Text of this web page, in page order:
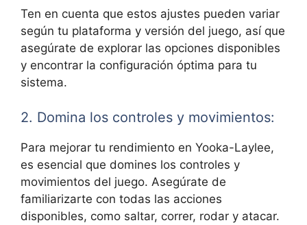
Ten en cuenta que estos ajustes pueden variar
según tu plataforma y versión del juego, así que
asegúrate de explorar las opciones disponibles
y encontrar la configuración óptima para tu
sistema.
2. Domina los controles y movimientos:
Para mejorar tu rendimiento en Yooka-Laylee,
es esencial que domines los controles y
movimientos del juego. Asegúrate de
familiarizarte con todas las acciones
disponibles, como saltar, correr, rodar y atacar.